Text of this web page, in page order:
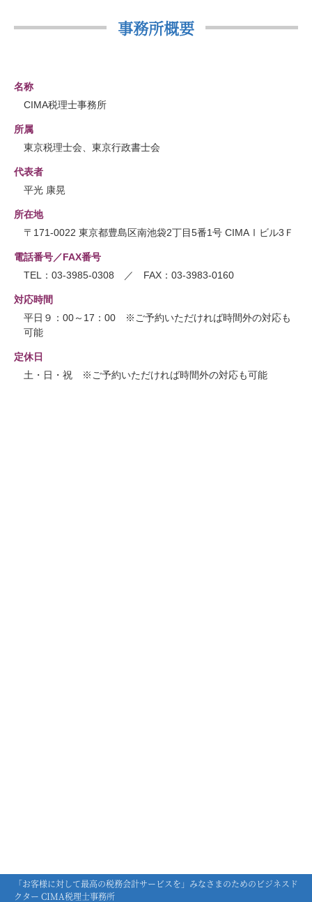
事務所概要
名称
CIMA税理士事務所
所属
東京税理士会、東京行政書士会
代表者
平光 康晃
所在地
〒171-0022 東京都豊島区南池袋2丁目5番1号 CIMAⅠビル3Ｆ
電話番号／FAX番号
TEL：03-3985-0308 ／ FAX：03-3983-0160
対応時間
平日９：00～17：00 ※ご予約いただければ時間外の対応も
可能
定休日
土・日・祝 ※ご予約いただければ時間外の対応も可能
「お客様に対して最高の税務会計サービスを」みなさまのためのビジネスド
クター CIMA税理士事務所